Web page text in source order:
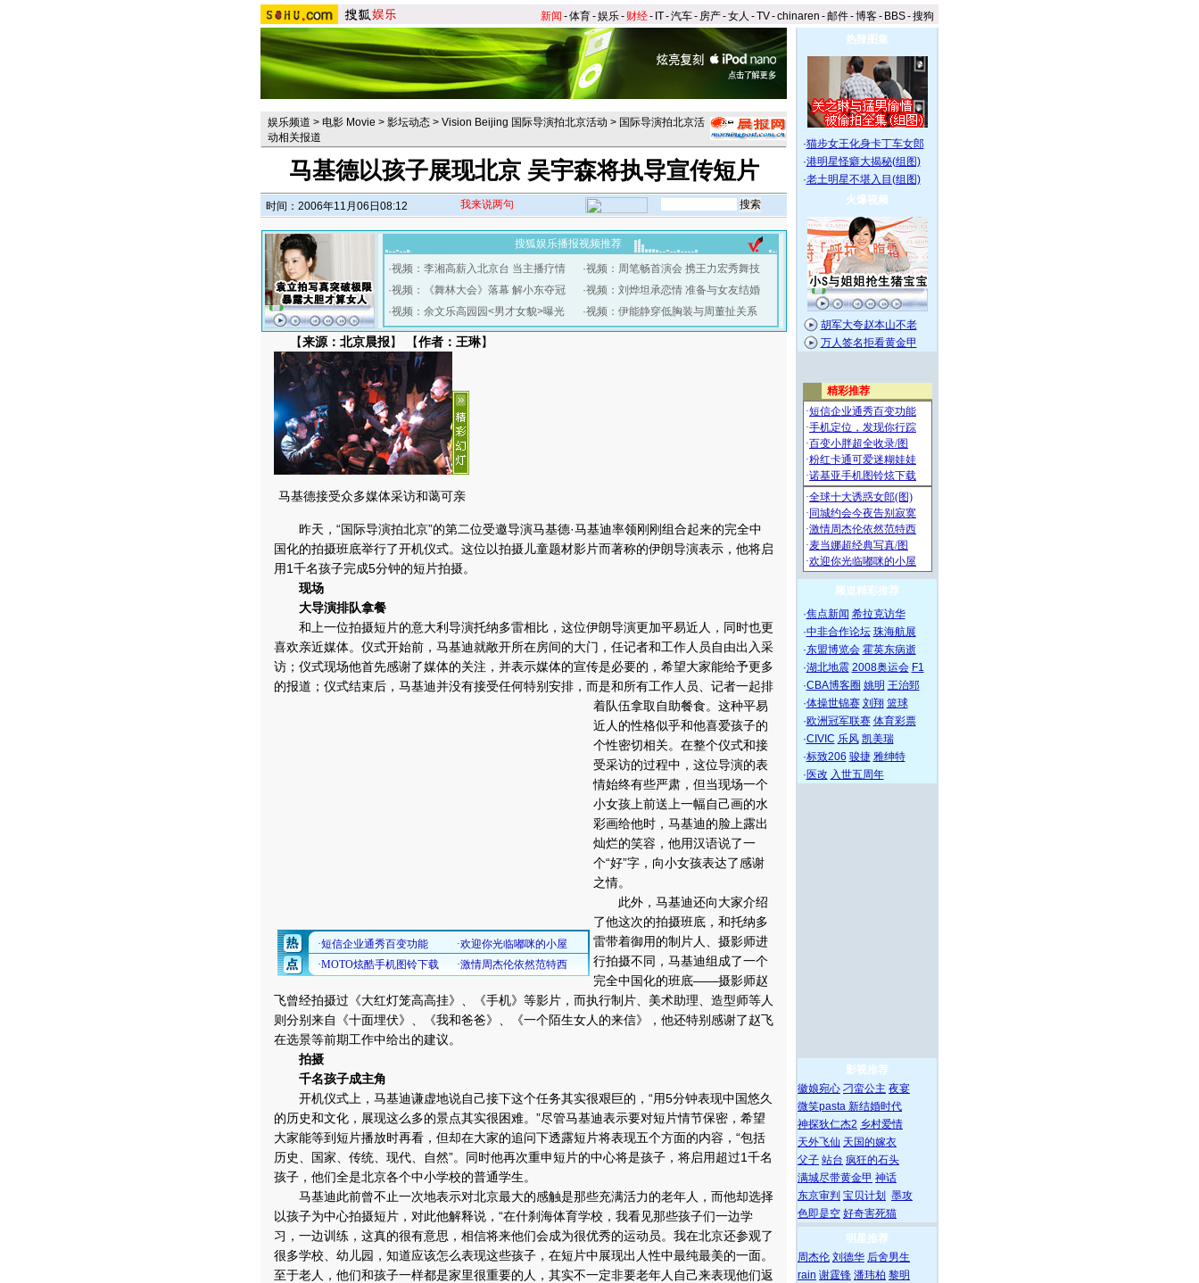
新闻 -体育-娱乐- 财经- IT-汽车- 房产-女人 -TV-chinaren -邮件-博客- BBS-搜狗
娱乐频道 > 电影 Movie > 影坛动态 > Vision Beijing 国际导演拍北京活动 > 国际导演拍北京活
动相关报道
马基德以孩子展现北京 吴宇森将执导宣传短片
时间：2006年11月06日08:12 我来说两句
搜狐娱乐播报视频推荐
·视频：李湘高薪入北京台 当主播疗情
·视频：《舞林大会》落幕 解小东夺冠
·视频：余文乐高园园<男才女貌>曝光
·视频：周笔畅首演会 携王力宏秀舞技
·视频：刘烨坦承恋情 准备与女友结婚
·视频：伊能静穿低胸装与周董扯关系
【来源：北京晨报】 【作者：王琳】
马基德接受众多媒体采访和蔼可亲
昨天，“国际导演拍北京”的第二位受邀导演马基德·马基迪率领刚刚组合起来的完全中
国化的拍摄班底举行了开机仪式。这位以拍摄儿童题材影片而著称的伊朗导演表示，他将启
用1千名孩子完成5分钟的短片拍摄。
现场
大导演排队拿餐
和上一位拍摄短片的意大利导演托纳多雷相比，这位伊朗导演更加平易近人，同时也更
喜欢亲近媒体。仪式开始前，马基迪就敞开所在房间的大门，任记者和工作人员自由出入采
访；仪式现场他首先感谢了媒体的关注，并表示媒体的宣传是必要的，希望大家能给予更多
的报道；仪式结束后，马基迪并没有接受任何特别安排，而是和所有工作人员、记者一起排
着队伍拿取自助餐食。 这种平易
近人的性格似乎和他喜爱孩子的
个性密切相关。在整个仪式和接
受采访的过程中，这位导演的表
情始终有些严肃，但当现场一个
小女孩上前送上一幅自己画的水
彩画给他时，马基迪的脸上露出
灿烂的笑容，他用汉语说了一
个“好”字，向小女孩表达了感谢
之情。
此外，马基迪还向大家介绍
了他这次的拍摄班底，和托纳多
雷带着御用的制片人、摄影师进
行拍摄不同，马基迪组成了一个
完全中国化的班底——摄影师赵
飞曾经拍摄过《大红灯笼高高挂》、《手机》等影片，而执行制片、美术助理、造型师等人
则分别来自《十面埋伏》、《我和爸爸》、《一个陌生女人的来信》，他还特别感谢了赵飞
在选景等前期工作中给出的建议。
拍摄
千名孩子成主角
开机仪式上，马基迪谦虚地说自己接下这个任务其实很艰巨的，“用5分钟表现中国悠久
的历史和文化，展现这么多的景点其实很困难。”尽管马基迪表示要对短片情节保密，希望
大家能等到短片播放时再看，但却在大家的追问下透露短片将表现五个方面的内容，“包括
历史、国家、传统、现代、自然”。同时他再次重申短片的中心将是孩子，将启用超过1千名
孩子，他们全是北京各个中小学校的普通学生。
马基迪此前曾不止一次地表示对北京最大的感触是那些充满活力的老年人，而他却选择
以孩子为中心拍摄短片，对此他解释说，“在什刹海体育学校，我看见那些孩子们一边学
习，一边训练，这真的很有意思，相信将来他们会成为很优秀的运动员。我在北京还参观了
很多学校、幼儿园，知道应该怎么表现这些孩子，在短片中展现出人性中最纯最美的一面。
至于老人，他们和孩子一样都是家里很重要的人，其实不一定非要老年人自己来表现他们返
热辣图集
·猫步女王化身卡丁车女郎
·港明星怪癖大揭秘(组图)
·老土明星不堪入目(组图)
火爆视频
胡军大夸赵本山不老
万人签名拒看黄金甲
频道精彩推荐
·焦点新闻 希拉克访华
·中非合作论坛 珠海航展
·东盟博览会 霍英东病逝
·湖北地震 2008奥运会 F1
·CBA博客圈 姚明 王治郅
·体操世锦赛 刘翔 篮球
·欧洲冠军联赛 体育彩票
·CIVIC 乐风 凯美瑞
·标致206 骏捷 雅绅特
· 医改 入世五周年
影视推荐
徽娘宛心 刁蛮公主 夜宴
微笑pasta 新结婚时代
神探狄仁杰2 乡村爱情
天外飞仙 天国的嫁衣
父子 站台 疯狂的石头
满城尽带黄金甲 神话
东京审判 宝贝计划
墨攻
色即是空 好奇害死猫
明星推荐
周杰伦 刘德华 后舍男生
rain 谢霆锋 潘玮柏 黎明